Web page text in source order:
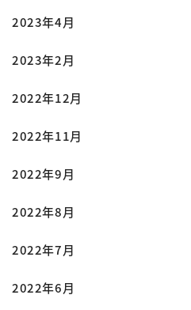
2023年4月
2023年2月
2022年12月
2022年11月
2022年9月
2022年8月
2022年7月
2022年6月